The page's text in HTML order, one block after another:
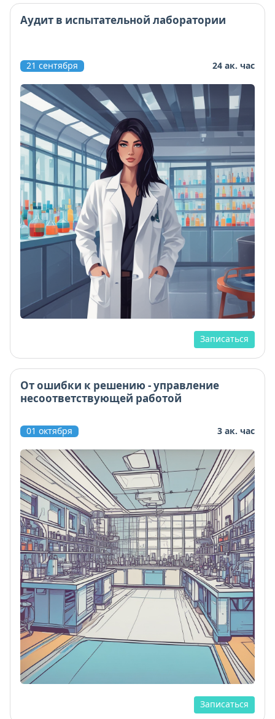
Аудит в испытательной лаборатории
21 сентября 24 ак. час
Записаться
От ошибки к решению - управление
несоответствующей работой
01 октября 3 ак. час
Записаться